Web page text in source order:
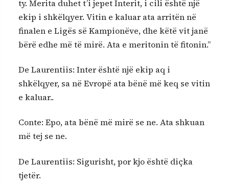
ty. Merita duhet t’i jepet Interit, i cili është një
ekip i shkëlqyer. Vitin e kaluar ata arritën në
finalen e Ligës së Kampionëve, dhe këtë vit janë
bërë edhe më të mirë. Ata e meritonin të fitonin.”
De Laurentiis: Inter është një ekip aq i
shkëlqyer, sa në Evropë ata bënë më keq se vitin
e kaluar..
Conte: Epo, ata bënë më mirë se ne. Ata shkuan
më tej se ne.
De Laurentiis: Sigurisht, por kjo është diçka
tjetër.